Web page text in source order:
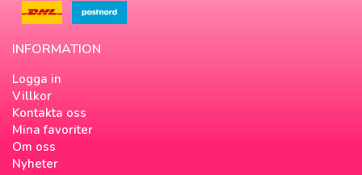
INFORMATION
Logga in
Villkor
Kontakta oss
Mina favoriter
Om oss
Nyheter